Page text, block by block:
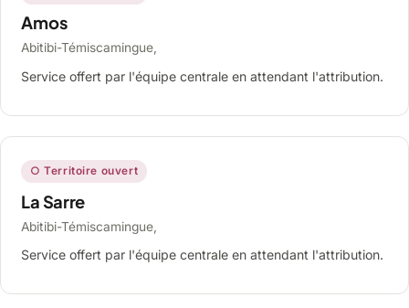
Amos
Abitibi-Témiscamingue,
Service offert par l'équipe centrale en attendant l'attribution.
○ Territoire ouvert
La Sarre
Abitibi-Témiscamingue,
Service offert par l'équipe centrale en attendant l'attribution.